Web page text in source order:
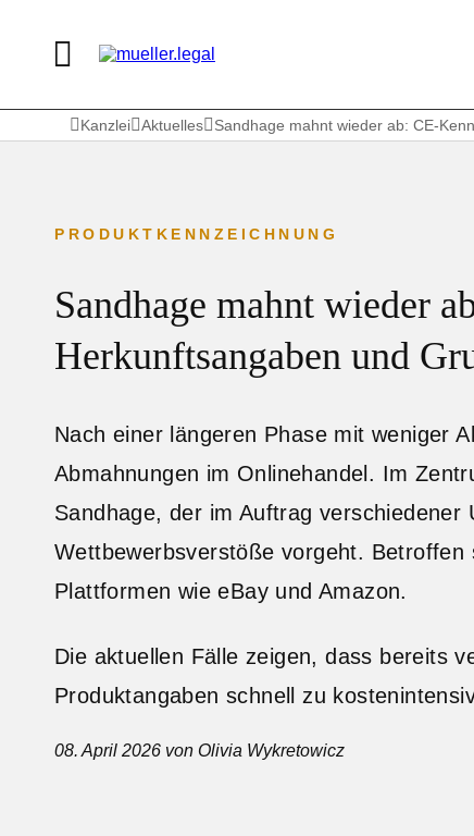
Kanzlei Aktuelles Sandhage mahnt wieder ab: CE-
PRODUKTKENNZEICHNUNG
Sandhage mahnt wieder
Herkunftsangaben und
Nach einer längeren Phase mit weniger
Abmahnungen im Onlinehandel. Im
Sandhage, der im Auftrag verschiedener
Wettbewerbsverstöße vorgeht.
Plattformen wie eBay und Amazon.
Die aktuellen Fälle zeigen, dass bereits
Produktangaben schnell zu
08. April 2026 von Olivia Wykretowicz